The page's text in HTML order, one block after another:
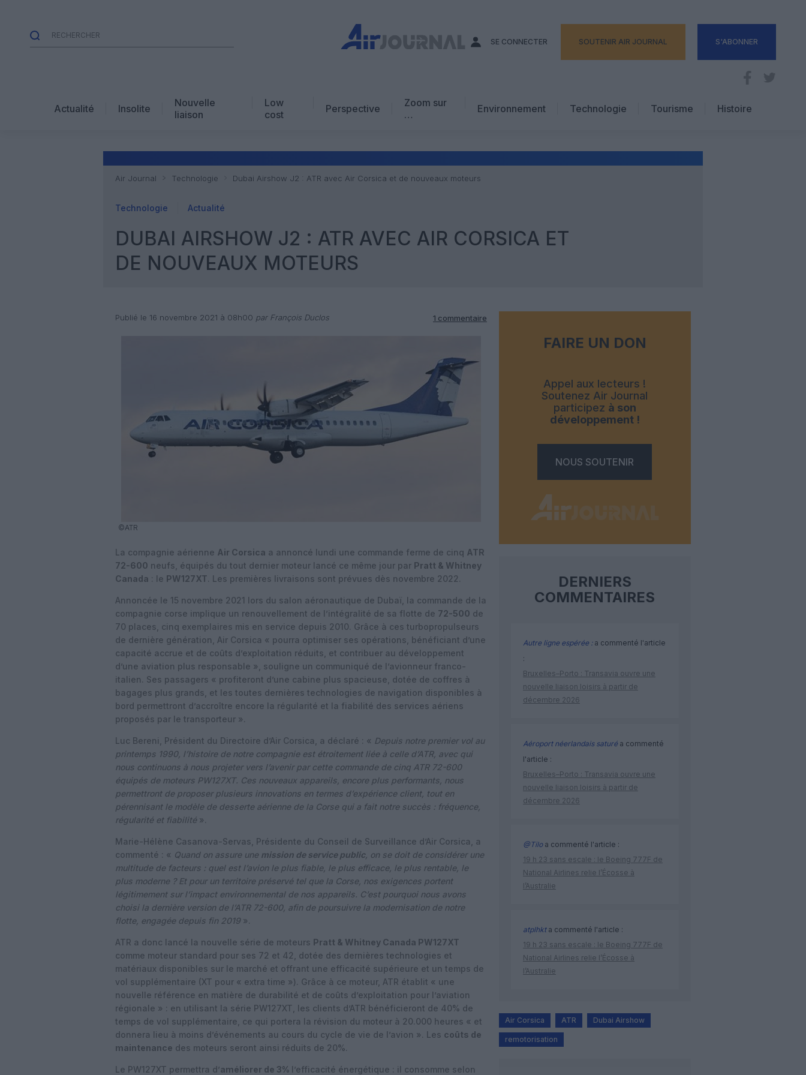
SE CONNECTER SOUTENIR AIR JOURNAL S'ABONNER
Actualité Insolite
Nouvelle
liaison
Low
cost
Perspective
Zoom sur
…
Avis d’expert
Environnement Technologie
Tourisme
Hôtellerie
Histoire
Air Journal Technologie Dubai Airshow J2 : ATR avec Air Corsica et de nouveaux moteurs
Technologie Actualité
DUBAI AIRSHOW J2 : ATR AVEC AIR CORSICA ET
DE NOUVEAUX MOTEURS
Publié le 16 novembre 2021 à 08h00 par François Duclos 1 commentaire
©ATR
La compagnie aérienne Air Corsica a annoncé lundi une commande ferme de cinq ATR
72-600 neufs, équipés du tout dernier moteur lancé ce même jour par Pratt & Whitney
Canada : le PW127XT. Les premières livraisons sont prévues dès novembre 2022.
Annoncée le 15 novembre 2021 lors du salon aéronautique de Dubaï, la commande de la
compagnie corse implique un renouvellement de l’intégralité de sa flotte de 72-500 de
70 places, cinq exemplaires mis en service depuis 2010. Grâce à ces turbopropulseurs
de dernière génération, Air Corsica « pourra optimiser ses opérations, bénéficiant d’une
capacité accrue et de coûts d’exploitation réduits, et contribuer au développement
d’une aviation plus responsable », souligne un communiqué de l’avionneur franco-
italien. Ses passagers « profiteront d’une cabine plus spacieuse, dotée de coffres à
bagages plus grands, et les toutes dernières technologies de navigation disponibles à
bord permettront d’accroître encore la régularité et la fiabilité des services aériens
proposés par le transporteur ».
Luc Bereni, Président du Directoire d’Air Corsica, a déclaré : « Depuis notre premier vol au
printemps 1990, l’histoire de notre compagnie est étroitement liée à celle d’ATR, avec qui
nous continuons à nous projeter vers l’avenir par cette commande de cinq ATR 72-600
équipés de moteurs PW127XT. Ces nouveaux appareils, encore plus performants, nous
permettront de proposer plusieurs innovations en termes d’expérience client, tout en
pérennisant le modèle de desserte aérienne de la Corse qui a fait notre succès : fréquence,
régularité et fiabilité ».
Marie-Hélène Casanova-Servas, Présidente du Conseil de Surveillance d’Air Corsica, a
commenté : « Quand on assure une mission de service public, on se doit de considérer une
multitude de facteurs : quel est l’avion le plus fiable, le plus efficace, le plus rentable, le
plus moderne ? Et pour un territoire préservé tel que la Corse, nos exigences portent
légitimement sur l’impact environnemental de nos appareils. C’est pourquoi nous avons
choisi la dernière version de l’ATR 72-600, afin de poursuivre la modernisation de notre
flotte, engagée depuis fin 2019 ».
ATR a donc lancé la nouvelle série de moteurs Pratt & Whitney Canada PW127XT
comme moteur standard pour ses 72 et 42, dotée des dernières technologies et
matériaux disponibles sur le marché et offrant une efficacité supérieure et un temps de
vol supplémentaire (XT pour « extra time »). Grâce à ce moteur, ATR établit « une
nouvelle référence en matière de durabilité et de coûts d’exploitation pour l’aviation
régionale » : en utilisant la série PW127XT, les clients d’ATR bénéficieront de 40% de
temps de vol supplémentaire, ce qui portera la révision du moteur à 20.000 heures « et
donnera lieu à moins d’événements au cours du cycle de vie de l’avion ». Les coûts de
maintenance des moteurs seront ainsi réduits de 20%.
Le PW127XT permettra d’améliorer de 3% l’efficacité énergétique : il consomme selon
FAIRE UN DON
Appel aux lecteurs !
Soutenez Air Journal
participez à son
développement !
NOUS SOUTENIR
DERNIERS
COMMENTAIRES
Autre ligne espérée :a commenté l'article
:
Bruxelles–Porto : Transavia ouvre une
nouvelle liaison loisirs à partir de
décembre 2026
Aéroport néerlandais saturéa commenté
l'article :
Bruxelles–Porto : Transavia ouvre une
nouvelle liaison loisirs à partir de
décembre 2026
@Tiloa commenté l'article :
19 h 23 sans escale : le Boeing 777F de
National Airlines relie l’Écosse à
l’Australie
atplhkta commenté l'article :
19 h 23 sans escale : le Boeing 777F de
National Airlines relie l’Écosse à
l’Australie
Air Corsica ATR Dubai Airshow
remotorisation